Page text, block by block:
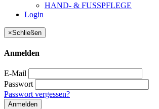
HAND- & FUSSPFLEGE
Login
×Schließen
Anmelden
E-Mail
Passwort
Passwort vergessen?
Anmelden